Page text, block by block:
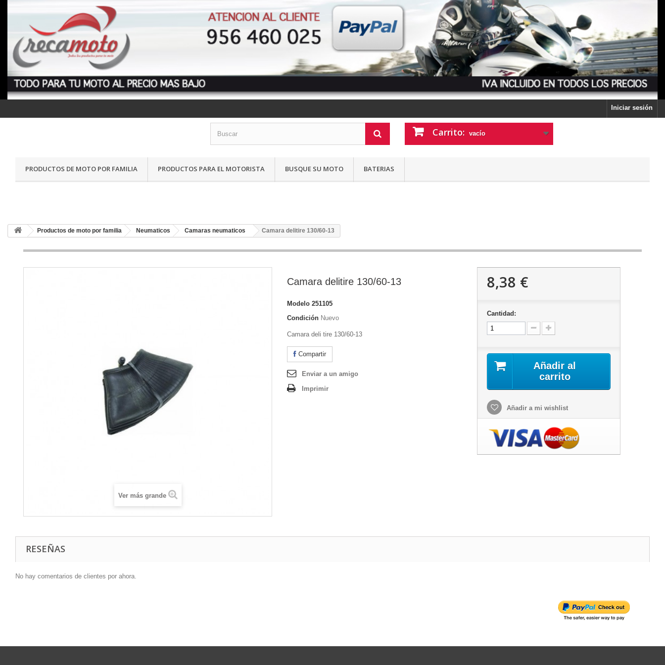
Iniciar sesión
Carrito: vacío
PRODUCTOS DE MOTO POR FAMILIA PRODUCTOS PARA EL MOTORISTA BUSQUE SU MOTO BATERIAS
Productos de moto por familia Neumaticos Camaras neumaticos Camara delitire 130/60-13
Ver más grande
Camara delitire 130/60-13
Modelo 251105
Condición Nuevo
Camara deli tire 130/60-13
Compartir
Enviar a un amigo
Imprimir
8,38 €
Cantidad:
Añadir al
carrito
Añadir a mi wishlist
RESEÑAS
No hay comentarios de clientes por ahora.